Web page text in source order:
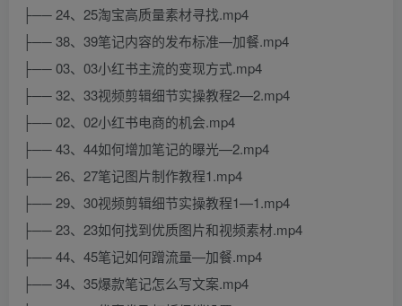
├── 24、25淘宝高质量素材寻找.mp4
├── 38、39笔记内容的发布标准—加餐.mp4
├── 03、03小红书主流的变现方式.mp4
├── 32、33视频剪辑细节实操教程2—2.mp4
├── 02、02小红书电商的机会.mp4
├── 43、44如何增加笔记的曝光—2.mp4
├── 26、27笔记图片制作教程1.mp4
├── 29、30视频剪辑细节实操教程1—1.mp4
├── 23、23如何找到优质图片和视频素材.mp4
├── 44、45笔记如何蹭流量—加餐.mp4
├── 34、35爆款笔记怎么写文案.mp4